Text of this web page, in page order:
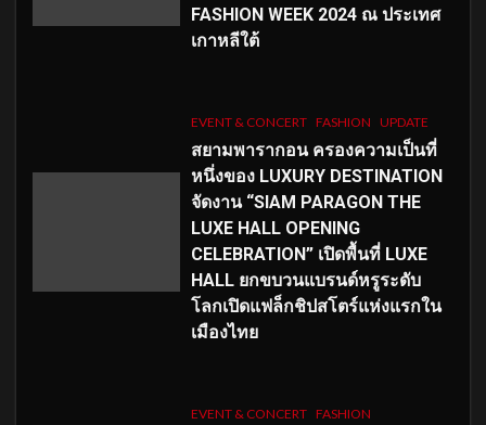
FASHION WEEK 2024 ณ ประเทศ
เกาหลีใต้
EVENT & CONCERT FASHION UPDATE
สยามพารากอน ครองความเป็นที่
หนึ่งของ LUXURY DESTINATION
จัดงาน “SIAM PARAGON THE
LUXE HALL OPENING
CELEBRATION” เปิดพื้นที่ LUXE
HALL ยกขบวนแบรนด์หรูระดับ
โลกเปิดแฟล็กชิปสโตร์แห่งแรกใน
เมืองไทย
EVENT & CONCERT FASHION